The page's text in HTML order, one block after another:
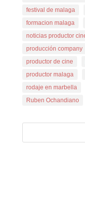
festival de malaga
formacion malaga
noticias productor
producción company
productor de cine
productor malaga
rodaje en marbella
Ruben Ochandiano